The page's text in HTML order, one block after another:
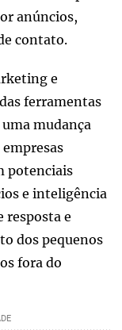
anúncios,
contato.
e
ferramentas
mudança
potenciais
e inteligência
resposta e
dos pequenos
fora do